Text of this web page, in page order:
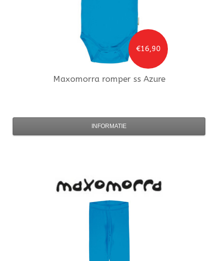
€16,90
Maxomorra romper ss Azure
INFORMATIE